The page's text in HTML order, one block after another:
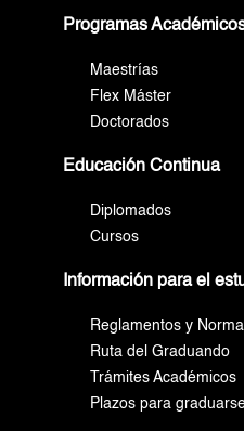
Programas
Maestrías
Flex Máster
Doctorados
Educación Continua
Diplomados
Cursos
Información para el
Reglamentos y
Ruta del Graduando
Trámites Académicos
Plazos para